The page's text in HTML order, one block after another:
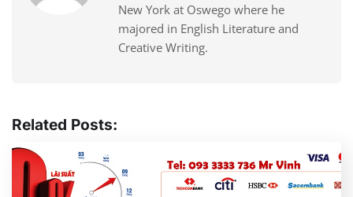
New York at Oswego where he
majored in English Literature and
Creative Writing.
Related Posts: